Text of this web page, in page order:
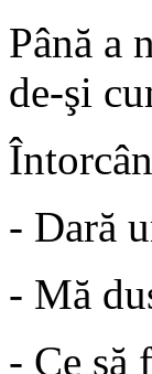
Până a
de-şi
- Dară
- Mă
- Ce să